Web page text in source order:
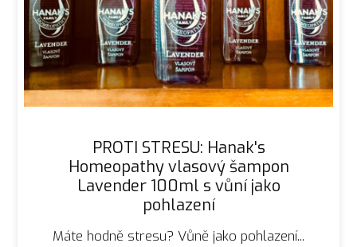
PROTI STRESU: Hanak's
Homeopathy vlasový šampon
Lavender 100ml s vůní jako
pohlazení
Máte hodně stresu? Vůně jako pohlazení...